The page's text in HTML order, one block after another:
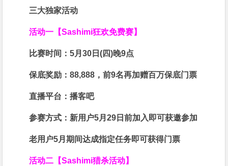
三大独家活动
活动一【Sashimi狂欢免费赛】
比赛时间：5月30日(四)晚9点
保底奖励：88,888 ，前9名再加赠百万保底门票
直播平台：播客吧
参赛方式： 新用户5月29日前加入即可获邀参加
老用户5月期间达成指定任务即可获得门票
活动二【Sashimi猎杀活动】